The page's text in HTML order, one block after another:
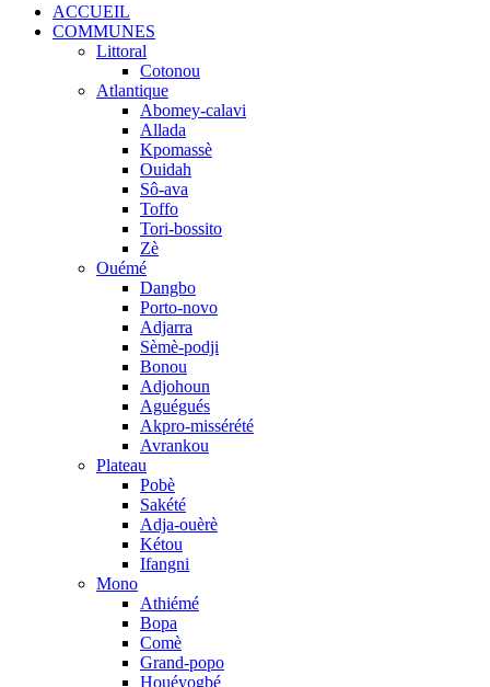
ACCUEIL
COMMUNES
Littoral
Cotonou
Atlantique
Abomey-calavi
Allada
Kpomassè
Ouidah
Sô-ava
Toffo
Tori-bossito
Zè
Ouémé
Dangbo
Porto-novo
Adjarra
Sèmè-podji
Bonou
Adjohoun
Aguégués
Akpro-missérété
Avrankou
Plateau
Pobè
Sakété
Adja-ouèrè
Kétou
Ifangni
Mono
Athiémé
Bopa
Comè
Grand-popo
Houéyogbé